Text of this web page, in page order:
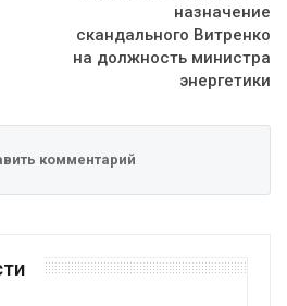
назначение
скандального Витренко
на должность министра
энергетики
комментарий